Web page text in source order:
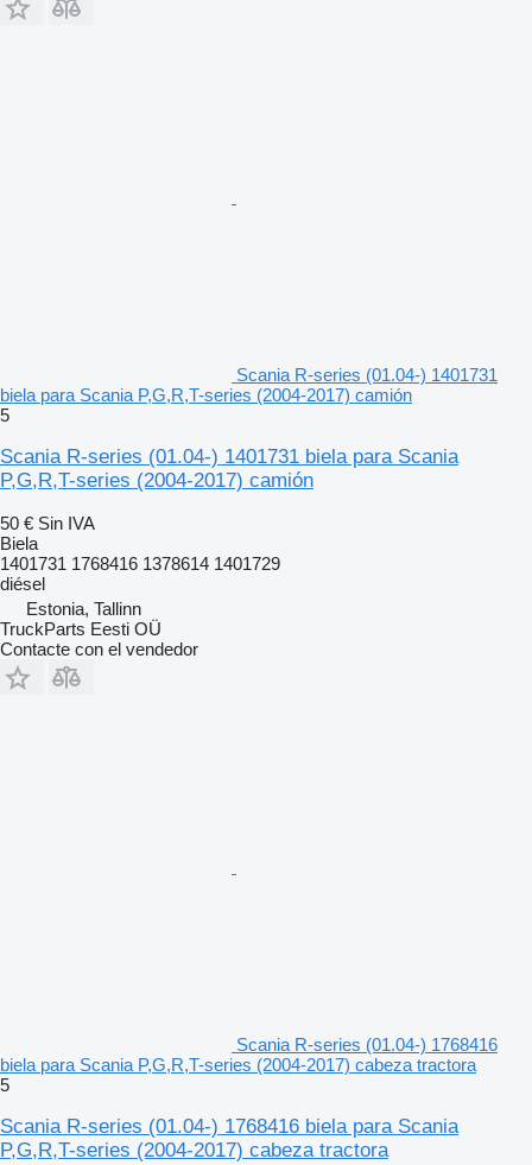
Scania R-series (01.04-) 1401731
biela para Scania P,G,R,T-series (2004-2017) camión
5
Scania R-series (01.04-) 1401731 biela para Scania
P,G,R,T-series (2004-2017) camión
50 € Sin IVA
Biela
1401731 1768416 1378614 1401729
diésel
Estonia, Tallinn
TruckParts Eesti OÜ
Contacte con el vendedor
Scania R-series (01.04-) 1768416
biela para Scania P,G,R,T-series (2004-2017) cabeza tractora
5
Scania R-series (01.04-) 1768416 biela para Scania
P,G,R,T-series (2004-2017) cabeza tractora